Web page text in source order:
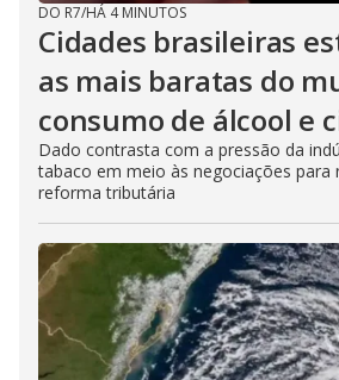
DO R7/HÁ 4 MINUTOS
Cidades brasileiras
as mais baratas do
consumo de álcool e
Dado contrasta com a pressão da
tabaco em meio às negociações para
reforma tributária